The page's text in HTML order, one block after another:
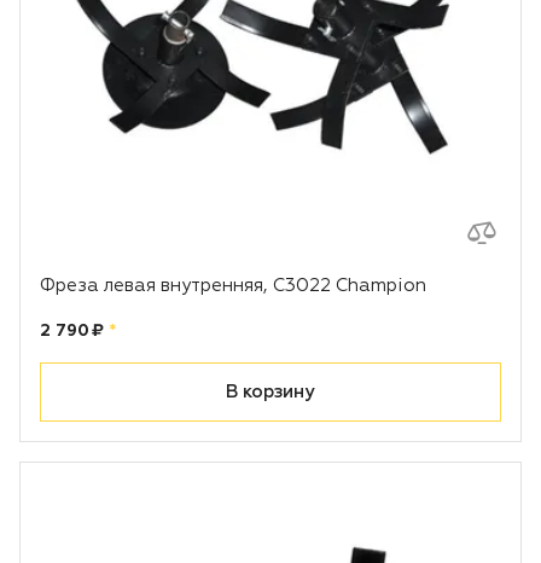
Фреза левая внутренняя, С3022 Champion
Цена:
2 790 ₽ рублей
*
В корзину